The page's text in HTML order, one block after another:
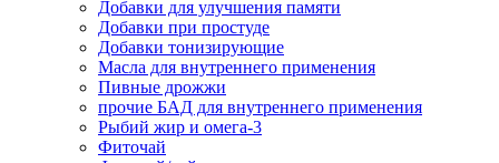
Добавки для улучшения памяти
Добавки при простуде
Добавки тонизирующие
Масла для внутреннего применения
Пивные дрожжи
прочие БАД для внутреннего применения
Рыбий жир и омега-3
Фиточай